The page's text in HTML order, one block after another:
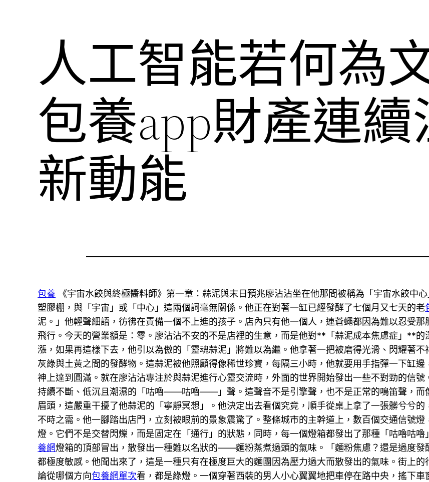
人工智能若何為
包養app財產連
新動能
包養 《宇宙水餃與終極醬料師》第一章：蒜泥與末日預兆廖沾沾坐在他那間被稱為「宇宙水餃中
塑膠棚，與「宇宙」或「中心」這兩個詞毫無關係。他正在對著一缸已經發酵了七個月又七天的老
泥。」他輕聲細語，彷彿在責備一個不上進的孩子。店內只有他一個人，連蒼蠅都因為難以忍受
飛行。今天的營業額是：零。廖沾沾不安的不是店裡的生意，而是他對**「蒜泥成本焦慮症」**
漲，如果再這樣下去，他引以為傲的「靈魂蒜泥」將難以為繼。他拿著一把被磨得光滑、閃耀著
灰綠與土黃之間的發酵物。這蒜泥被他照顧得像稀世珍寶，每隔三小時，他就要用手指彈一下缸
神上達到圓滿。就在廖沾沾專注於與蒜泥進行心靈交流時，外面的世界開始發出一些不對勁的信
持續不斷、低沉且潮濕的「咕嚕——咕嚕——」聲。這聲音不是引擎聲，也不是正常的鳴笛聲，而
眉頭，這嚴重干擾了他蒜泥的「寧靜冥想」。他決定出去看個究竟，順手從桌上拿了一張髒兮兮
不時之需。他一腳踏出店門，立刻被眼前的景象震驚了。整條城市的主幹道上，數百個交通信號
燈。它們不是交替閃爍，而是固定在「通行」的狀態，同時，每一個燈箱都發出了那種「咕嚕咕
養網燈箱的頂部冒出，散發出一種難以名狀的——麵粉蒸煮過頭的氣味。「麵粉焦慮？還是過度發
都極度敏感。他聞出來了，這是一種只有在極度巨大的麵團因為壓力過大而散發出的氣味。街上
論從哪個方向包養網單次看，都是綠燈。一個穿著西裝的男人小心翼翼地把車停在路中央，搖下